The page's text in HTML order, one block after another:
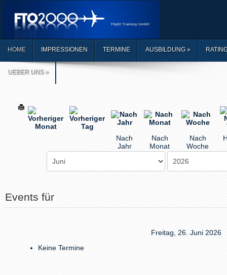
HOME IMPRESSIONEN TERMINE AUSBILDUNG»
UEBER UNS»
Nach
Jahr
Nach
Monat
Nach
Woche
Events für
Freitag, 26. Juni 2026
Keine Termine